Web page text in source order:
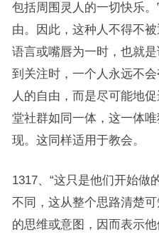
包括周围灵人的一切快乐
由。因此，这种人不得不
语言或嘴唇为一时，也就
到关注时，一个人永远不
人的自由，而是尽可能地
堂社群如同一体，这一体
现。这同样适用于教会。
1317、“这只是他们开始做
不同，这从整个思路清楚
的思维或意图，因而表示